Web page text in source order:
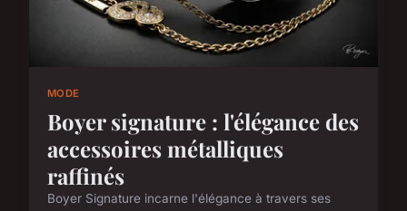
MODE
Boyer signature : l'élégance des
accessoires métalliques
raffinés
Boyer Signature incarne l'élégance à travers ses